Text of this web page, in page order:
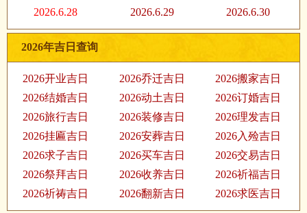
2026.6.28
2026.6.29 2026.6.30
2026年吉日查询
2026开业吉日 2026乔迁吉日
2026搬家吉日
2026结婚吉日
2026动土吉日
2026订婚吉日
2026旅行吉日
2026装修吉日
2026理发吉日
2026挂匾吉日
2026安葬吉日
2026入殓吉日
2026求子吉日
2026买车吉日
2026交易吉日
2026祭拜吉日
2026收养吉日
2026祈福吉日
2026祈祷吉日
2026翻新吉日 2026求医吉日